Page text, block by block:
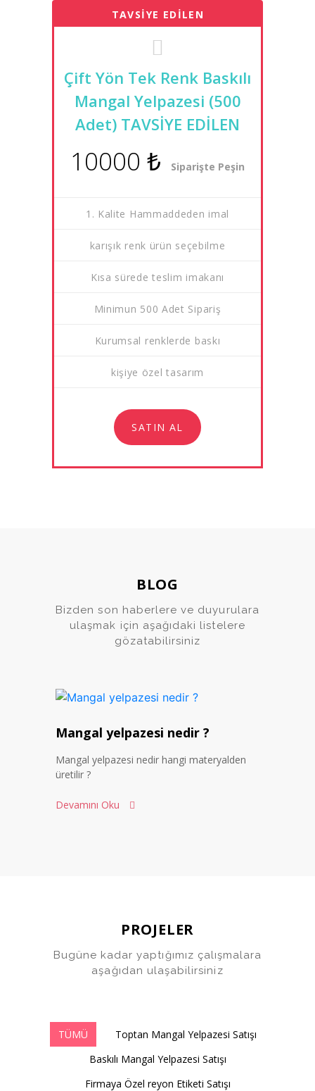
TAVSİYE EDİLEN
Çift Yön Tek Renk Baskılı
Mangal Yelpazesi (500
Adet) TAVSİYE EDİLEN
10000 ₺ Siparişte Peşin
1. Kalite Hammaddeden imal
karışık renk ürün seçebilme
Kısa sürede teslim imakanı
Minimun 500 Adet Sipariş
Kurumsal renklerde baskı
kişiye özel tasarım
SATIN AL
BLOG
Bizden son haberlere ve duyurulara
ulaşmak için aşağıdaki listelere
gözatabilirsiniz
Mangal yelpazesi nedir ?
Mangal yelpazesi nedir hangi materyalden
üretilir ?
Devamını Oku
PROJELER
Bugüne kadar yaptığımız çalışmalara
aşağıdan ulaşabilirsiniz
TÜMÜ
Toptan Mangal Yelpazesi Satışı
Baskılı Mangal Yelpazesi Satışı
Firmaya Özel reyon Etiketi Satışı